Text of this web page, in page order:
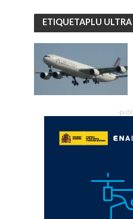
ETIQUETAPLU ULTRA